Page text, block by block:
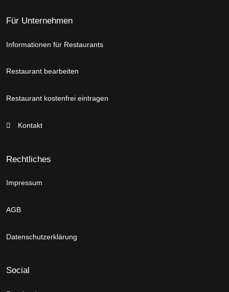
Für Unternehmen
Informationen für Restaurants
Restaurant bearbeiten
Restaurant kostenfrei eintragen
Kontakt
Rechtliches
Impressum
AGB
Datenschutzerklärung
Social